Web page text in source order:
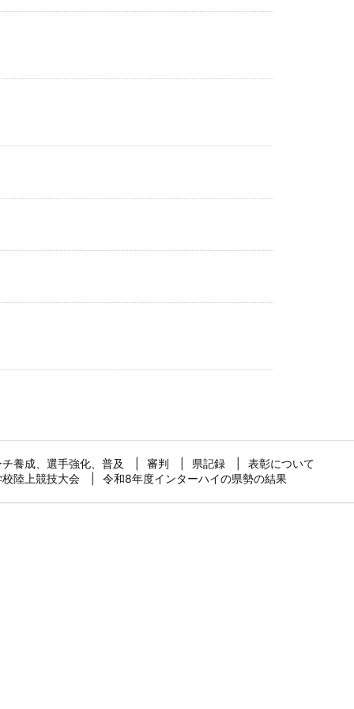
養成、選手強化、普及 審判 県記録
表彰について
陸上競技大会
令和8年度インターハイの県勢の結果